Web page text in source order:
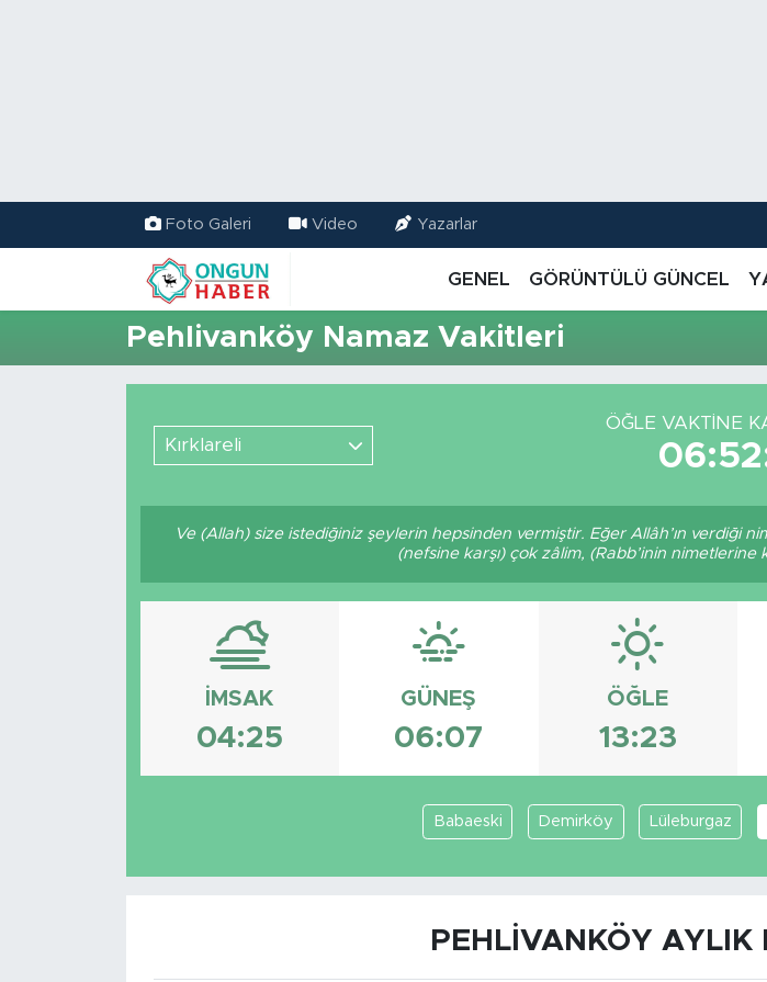
Foto Galeri Video Yazarlar
GENEL GÖRÜNTÜLÜ GÜNCEL
Pehlivanköy Namaz Vakitleri
Kırklareli
ÖĞLE VAKTİNE
Ve (Allah) size istediğiniz şeylerin hepsinden vermiştir. Eğer Allâh’ın verdiği
(nefsine karşı) çok zâlim, (Rabb’inin
İMSAK
04:25
GÜNEŞ
06:07
ÖĞLE
13:23
Babaeski Demirköy Lüleburgaz
PEHLIVANKÖY AYLIK
Trafik Durumu
TFF 2.Lig Kırmızı Grup Puan Durumu ve Fikstür
Tüm Manşetler